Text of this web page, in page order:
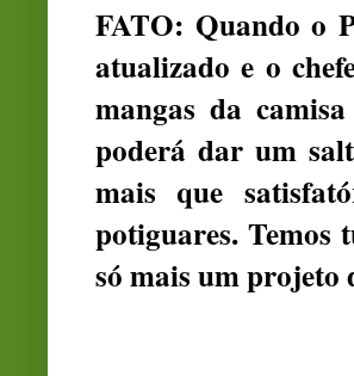
FATO: Quando o
atualizado e o
mangas da
poderá dar um
mais que
potiguares. Temos
só mais um projeto